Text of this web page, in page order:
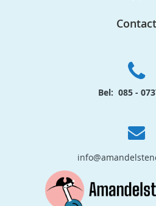
Contact
Bel: 085 -